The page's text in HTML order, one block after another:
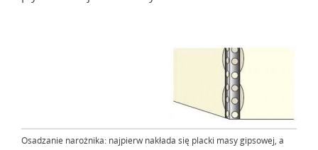
Osadzanie narożnika: najpierw nakłada się placki masy gipsowej, a